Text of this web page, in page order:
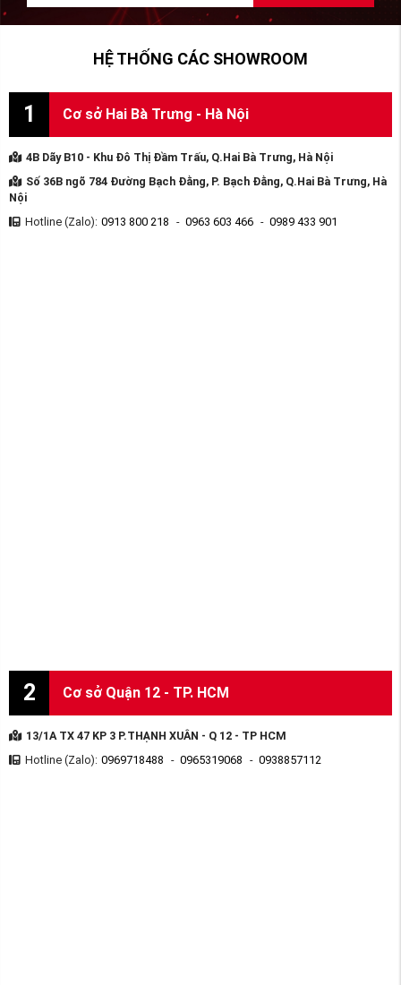
HỆ THỐNG CÁC SHOWROOM
1 Cơ sở Hai Bà Trưng - Hà Nội
4B Dãy B10 - Khu Đô Thị Đầm Trấu, Q.Hai Bà Trưng, Hà Nội
Số 36B ngõ 784 Đường Bạch Đằng, P. Bạch Đằng, Q.Hai Bà Trưng, Hà
Nội
Hotline (Zalo): 0913 800 218 - 0963 603 466 - 0989 433 901
2 Cơ sở Quận 12 - TP. HCM
13/1A TX 47 KP 3 P.THẠNH XUÂN - Q 12 - TP HCM
Hotline (Zalo): 0969718488 - 0965319068 - 0938857112